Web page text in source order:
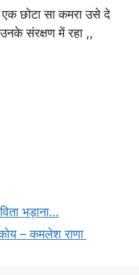
छोटा सा कमरा उसे दे
संरक्षण में रहा ,,
भड़ाना…
– कमलेश राणा